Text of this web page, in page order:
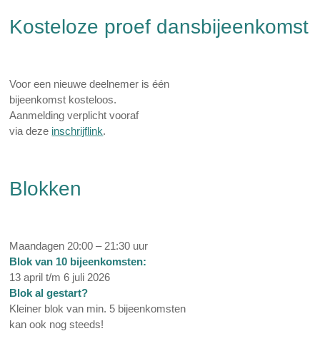
Kosteloze proef dansbijeenkomst
Voor een nieuwe deelnemer is één
bijeenkomst kosteloos.
Aanmelding verplicht vooraf
via deze inschrijflink.
Blokken
Maandagen 20:00 – 21:30 uur
Blok van 10 bijeenkomsten:
13 april t/m 6 juli 2026
Blok al gestart?
Kleiner blok van min. 5 bijeenkomsten
kan ook nog steeds!